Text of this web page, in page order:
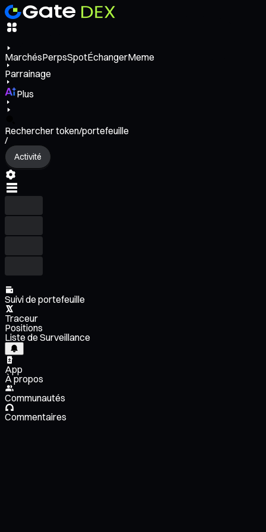
MarchésPerpsSpotÉchangerMeme
Parrainage
Plus
Rechercher token/portefeuille
/
Activité
Suivi de portefeuille
Traceur
Positions
Liste de Surveillance
App
À propos
Communautés
Commentaires